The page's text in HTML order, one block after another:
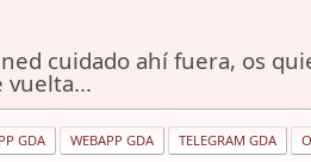
cuidado ahí fuera, os
vuelta...
GDA WEBAPP GDA TELEGRAM GDA